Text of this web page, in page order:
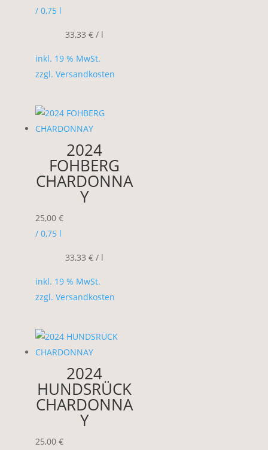
/ 0,75 l
33,33€ / l
inkl. 19 % MwSt.
zzgl. Versandkosten
2024
FOHBERG
CHARDONNA
Y
25,00 €
/ 0,75 l
33,33€ / l
inkl. 19 % MwSt.
zzgl. Versandkosten
2024
HUNDSRÜCK
CHARDONNA
Y
25,00 €